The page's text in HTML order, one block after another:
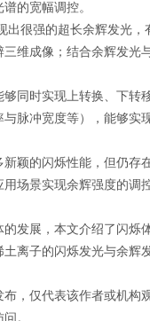
的宽幅调控。
强的超长余辉发光，
维成像；结合余辉发光
时实现上转换、下转
脉冲宽度等），能够实
的闪烁性能，但仍存
场景实现余辉强度的调
展，本文介绍了闪烁
离子的闪烁发光与余辉
仅代表该作者或机构
。